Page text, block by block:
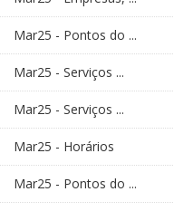
Mar25 - Pontos do ...
Mar25 - Serviços ...
Mar25 - Serviços ...
Mar25 - Horários
Mar25 - Pontos do ...